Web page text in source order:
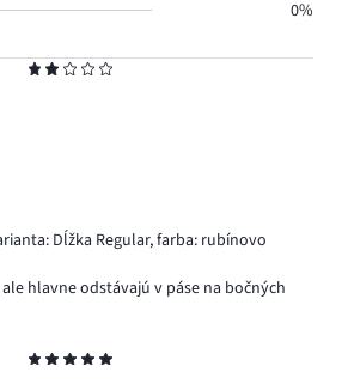
Dĺžka Regular,farba: rubínovo
hlavne odstávajú v páse na bočných
0%